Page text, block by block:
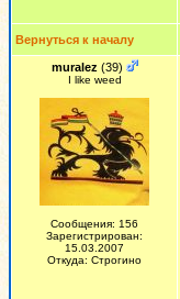
Вернуться к началу
muralez (39)
I like weed
Сообщения: 156
Зарегистрирован:
15.03.2007
Откуда: Строгино